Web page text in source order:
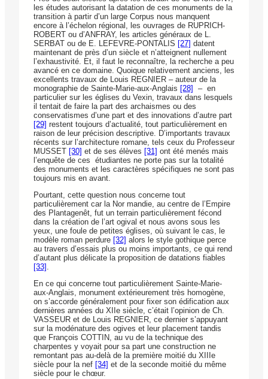
les études autorisant la datation de ces monuments de la
transition à partir d’un large Corpus nous manquent
encore à l’échelon régional, les ouvrages de RUPRICH-
ROBERT ou d’ANFRAY, les articles généraux de L.
SERBAT ou de E. LEFEVRE-PONTALIS [27] datent
maintenant de près d’un siècle et n’atteignent nullement
l’exhaustivité. Et, il faut le reconnaître, la recherche a peu
avancé en ce domaine. Quoique relativement anciens, les
excellents travaux de Louis REGNIER – auteur de la
monographie de Sainte-Marie-aux-Anglais [28]
– en
particulier sur les églises du Vexin, travaux dans lesquels
il tentait de faire la part des archaismes ou des
conservatismes d’une part et des innovations d’autre part
[29] restent toujours d’actualité, tout particulièrement en
raison de leur précision descriptive. D’importants travaux
récents sur l’architecture romane, tels ceux du Professeur
MUSSET [30] et de ses élèves [31] ont été menés mais
l’enquête de ces étudiantes ne porte pas sur la totalité
des monuments et les caractères spécifiques ne sont pas
toujours mis en avant.
Pourtant, cette question nous concerne tout
particulièrement car la Nor mandie, au centre de l’Empire
des Plantagenêt, fut un terrain particulièrement fécond
dans la création de l’art ogival et nous avons sous les
yeux, une foule de petites églises, où suivant le cas, le
modèle roman perdure [32] alors le style gothique perce
au travers d’essais plus ou moins importants, ce qui rend
d’autant plus délicate la proposition de datations fiables
[33] .
En ce qui concerne tout particulièrement Sainte-Marie-
aux-Anglais, monument extérieurement très homogène,
on s’accorde généralement pour fixer son édification aux
dernières années du XIIe siècle, c’était l’opinion de Ch.
VASSEUR et de Louis REGNIER, ce dernier s’appuyant
sur la modénature des ogives et leur placement tandis
que François COTTIN, au vu de la technique des
charpentes y voyait pour sa part une construction ne
remontant pas au-delà de la première moitié du XIIIe
siècle pour la nef [34] et de la seconde moitié du même
siècle pour le chœur.